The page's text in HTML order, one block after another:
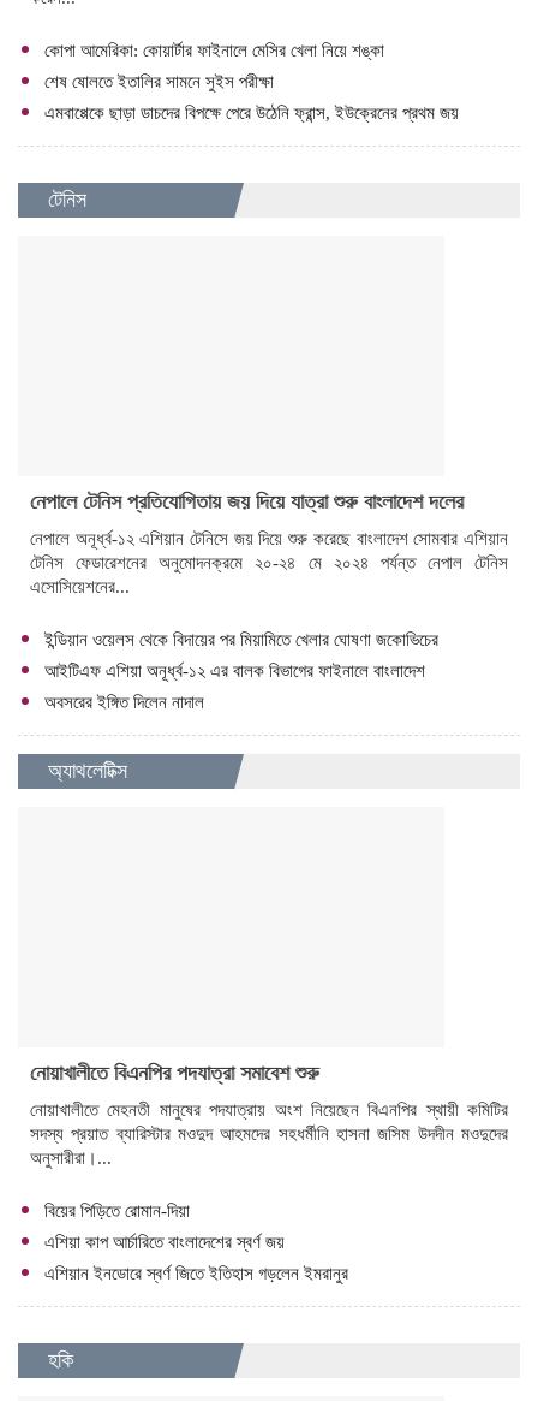
কোপা আমেরিকা: কোয়ার্টার ফাইনালে মেসির খেলা নিয়ে শঙ্কা
শেষ ষোলতে ইতালির সামনে সুইস পরীক্ষা
এমবাপ্পেকে ছাড়া ডাচদের বিপক্ষে পেরে উঠেনি ফ্রান্স, ইউক্রেনের প্রথম জয়
টেনিস
নেপালে টেনিস প্রতিযোগিতায় জয় দিয়ে যাত্রা শুরু বাংলাদেশ দলের
নেপালে অনূর্ধ্ব-১২ এশিয়ান টেনিসে জয় দিয়ে শুরু করেছে বাংলাদেশ সোমবার এশিয়ান
টেনিস ফেডারেশনের অনুমোদনক্রমে ২০-২৪ মে ২০২৪ পর্যন্ত নেপাল টেনিস
এসোসিয়েশনের...
ইন্ডিয়ান ওয়েলস থেকে বিদায়ের পর মিয়ামিতে খেলার ঘোষণা জকোভিচের
আইটিএফ এশিয়া অনূর্ধ্ব-১২ এর বালক বিভাগের ফাইনালে বাংলাদেশ
অবসরের ইঙ্গিত দিলেন নাদাল
অ্যাথলেটিক্স
নোয়াখালীতে বিএনপির পদযাত্রা সমাবেশ শুরু
নোয়াখালীতে মেহনতী মানুষের পদযাত্রায় অংশ নিয়েছেন বিএনপির স্থায়ী কমিটির
সদস্য প্রয়াত ব্যারিস্টার মওদুদ আহমদের সহধর্মীনি হাসনা জসিম উদদীন মওদুদের
অনুসারীরা।...
বিয়ের পিড়িতে রোমান-দিয়া
এশিয়া কাপ আর্চারিতে বাংলাদেশের স্বর্ণ জয়
এশিয়ান ইনডোরে স্বর্ণ জিতে ইতিহাস গড়লেন ইমরানুর
হকি